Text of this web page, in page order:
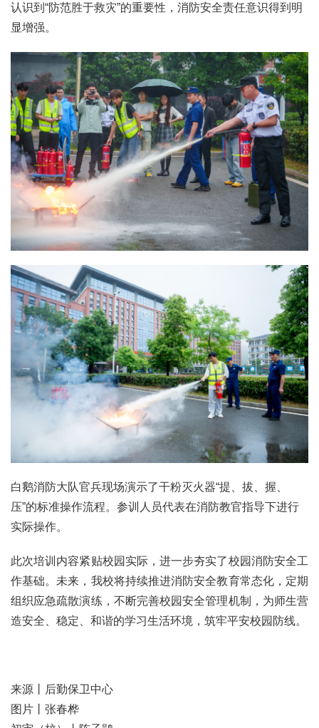
认识到“防范胜于救灾”的重要性，消防安全责任意识得到明
显增强。
白鹅消防大队官兵现场演示了干粉灭火器“提、拔、握、
压”的标准操作流程。参训人员代表在消防教官指导下进行
实际操作。
此次培训内容紧贴校园实际，进一步夯实了校园消防安全工
作基础。未来，我校将持续推进消防安全教育常态化，定期
组织应急疏散演练，不断完善校园安全管理机制，为师生营
造安全、稳定、和谐的学习生活环境，筑牢平安校园防线。
来源丨后勤保卫中心
图片丨张春桦